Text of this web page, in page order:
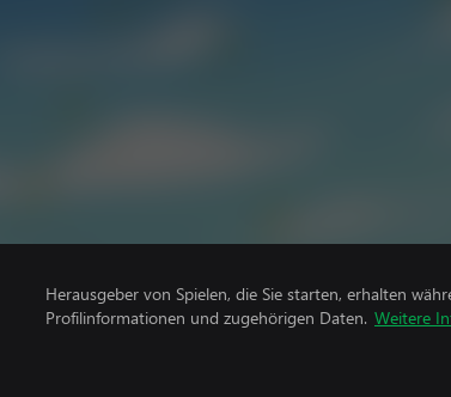
Herausgeber von Spielen, die Sie starten, erhalten
Profilinformationen und zugehörigen Daten. Weitere